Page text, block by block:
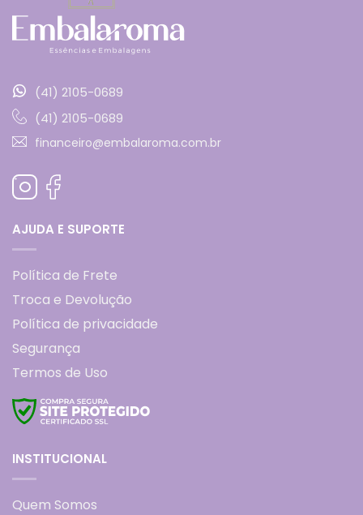
(41) 2105-0689
(41) 2105-0689
financeiro@embalaroma.com.br
AJUDA E SUPORTE
Política de Frete
Troca e Devolução
Política de privacidade
Segurança
Termos de Uso
INSTITUCIONAL
Quem Somos